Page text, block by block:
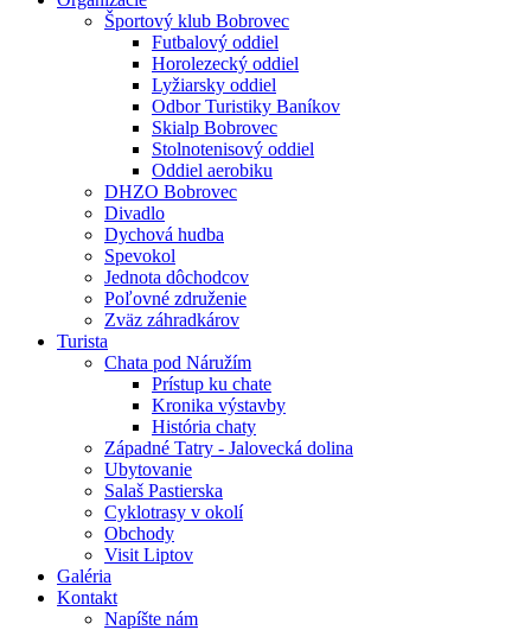
Športový klub Bobrovec
Futbalový oddiel
Horolezecký oddiel
Lyžiarsky oddiel
Odbor Turistiky Baníkov
Skialp Bobrovec
Stolnotenisový oddiel
Oddiel aerobiku
DHZO Bobrovec
Divadlo
Dychová hudba
Spevokol
Jednota dôchodcov
Poľovné združenie
Zväz záhradkárov
Turista
Chata pod Náružím
Prístup ku chate
Kronika výstavby
História chaty
Západné Tatry - Jalovecká dolina
Ubytovanie
Salaš Pastierska
Cyklotrasy v okolí
Obchody
Visit Liptov
Galéria
Kontakt
Napíšte nám